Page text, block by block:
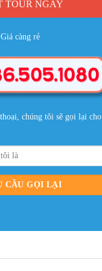
TOUR NGAY
càng rẻ
chúng tôi sẽ gọi lại cho